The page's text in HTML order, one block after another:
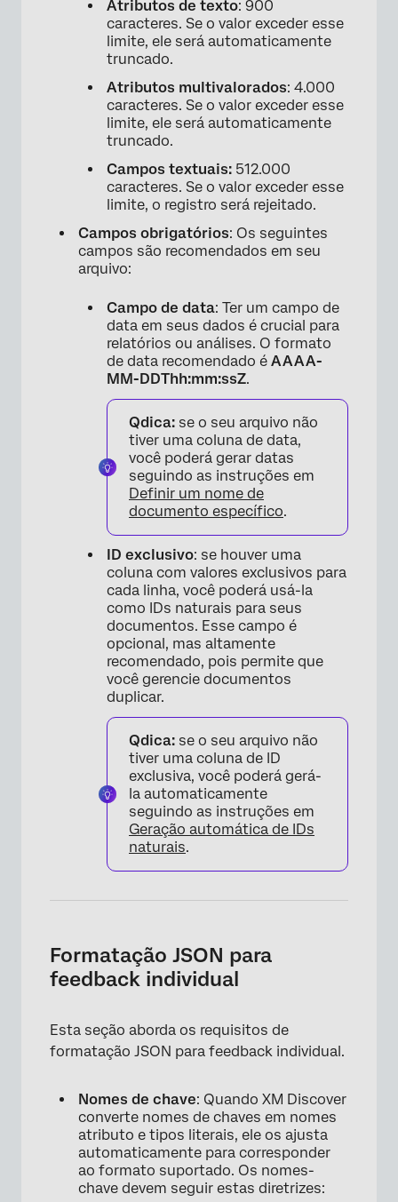
Atributos de texto: 900
caracteres. Se o valor exceder esse
limite, ele será automaticamente
truncado.
Atributos multivalorados: 4.000
caracteres. Se o valor exceder esse
limite, ele será automaticamente
truncado.
Campos textuais: 512.000
caracteres. Se o valor exceder esse
limite, o registro será rejeitado.
Campos obrigatórios: Os seguintes
campos são recomendados em seu
arquivo:
Campo de data: Ter um campo de
data em seus dados é crucial para
relatórios ou análises. O formato
de data recomendado é AAAA-
MM-DDThh:mm:ssZ.
Qdica: se o seu arquivo não
tiver uma coluna de data,
você poderá gerar datas
seguindo as instruções em
Definir um nome de
documento específico.
ID exclusivo: se houver uma
coluna com valores exclusivos para
cada linha, você poderá usá-la
como IDs naturais para seus
documentos. Esse campo é
opcional, mas altamente
recomendado, pois permite que
você gerencie documentos
duplicar.
Qdica: se o seu arquivo não
tiver uma coluna de ID
exclusiva, você poderá gerá-
la automaticamente
seguindo as instruções em
Geração automática de IDs
naturais.
Formatação JSON para
feedback individual
Esta seção aborda os requisitos de
formatação JSON para feedback individual.
Nomes de chave: Quando XM Discover
converte nomes de chaves em nomes
atributo e tipos literais, ele os ajusta
automaticamente para corresponder
ao formato suportado. Os nomes-
chave devem seguir estas diretrizes: